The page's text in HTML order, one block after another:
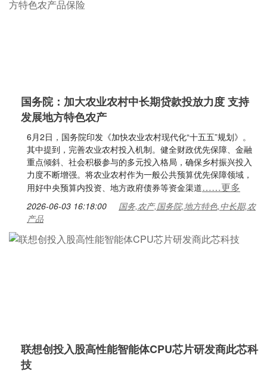
国务院：加大农业农村中长期贷款投放力度 支持
发展地方特色农产
6月2日，国务院印发《加快农业农村现代化“十五五”规划》。
其中提到，完善农业农村投入机制。健全财政优先保障、金融
重点倾斜、社会积极参与的多元投入格局，确保乡村振兴投入
力度不断增强。将农业农村作为一般公共预算优先保障领域，
用好中央预算内投资、地方政府债券等资金渠道……更多
2026-06-03 16:18:00
国务,农产,国务院,地方特色,中长期,农
产品
联想创投入股高性能智能体CPU芯片研发商此芯科
技